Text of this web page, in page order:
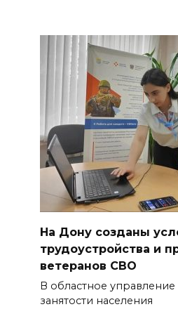
На Дону созданы
трудоустройства и
ветеранов СВО
В областное
занятости населения